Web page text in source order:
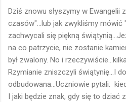
Dziś znowu słyszymy w Ewangelii
czasów"...lub jak zwykliśmy mówić
zachwycali się piękną
na co patrzycie, nie zostanie
był zwalony. No i
Rzymianie zniszczyli świątynię...I
odbudowana...Uczniowie pytali:
I jaki będzie znak, gdy się to dziać